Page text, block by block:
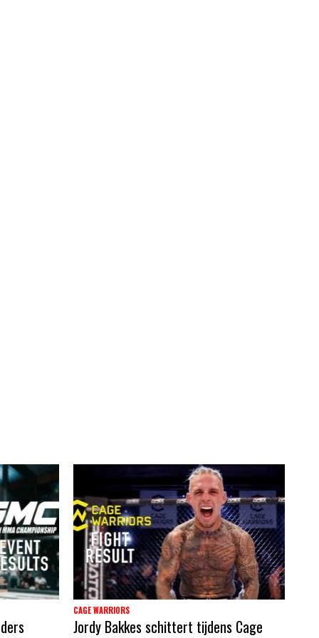
CAGE WARRIORS
Jordy Bakkes schittert tijdens Cage